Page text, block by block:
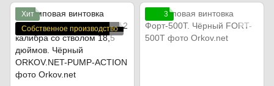
Хит
Собственное производство
3